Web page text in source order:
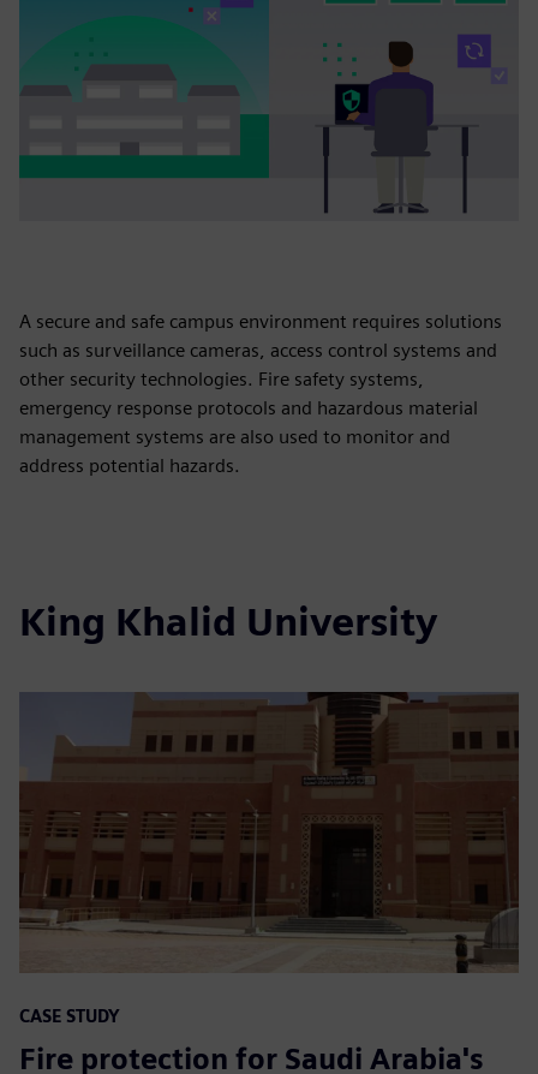
A secure and safe campus environment requires solutions
such as surveillance cameras, access control systems and
other security technologies. Fire safety systems,
emergency response protocols and hazardous material
management systems are also used to monitor and
address potential hazards.
King Khalid University
CASE STUDY
Fire protection for Saudi Arabia's